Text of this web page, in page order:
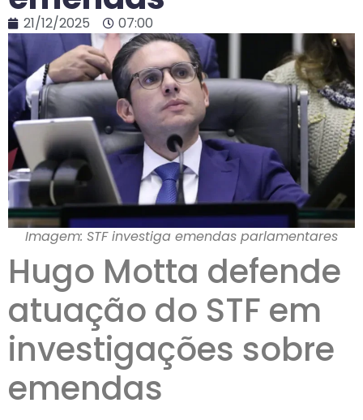
21/12/2025 07:00
Imagem: STF investiga emendas parlamentares
Hugo Motta defende
atuação do STF em
investigações sobre
emendas